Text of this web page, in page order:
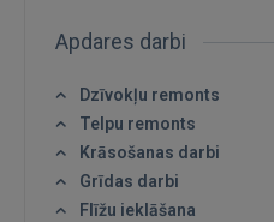
Ienākt
Apdares darbi
Dzīvokļu remonts
Telpu remonts
Krāsošanas darbi
Grīdas darbi
Flīžu ieklāšana